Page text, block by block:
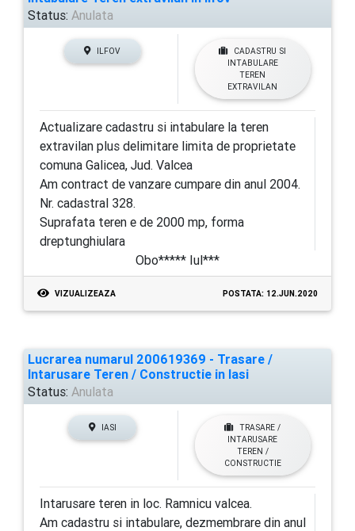
Status: Anulata
ILFOV
CADASTRU SI
INTABULARE
TEREN
EXTRAVILAN
Actualizare cadastru si intabulare la teren
extravilan plus delimitare limita de proprietate
comuna Galicea, Jud. Valcea
Am contract de vanzare cumpare din anul 2004.
Nr. cadastral 328.
Suprafata teren e de 2000 mp, forma
dreptunghiulara
Obo***** Iul***
VIZUALIZEAZA POSTATA: 12.JUN.2020
Lucrarea numarul 200619369 - Trasare /
Intarusare Teren / Constructie in Iasi
Status: Anulata
IASI
TRASARE /
INTARUSARE
TEREN /
CONSTRUCTIE
Intarusare teren in loc. Ramnicu valcea.
Am cadastru si intabulare, dezmembrare din anul